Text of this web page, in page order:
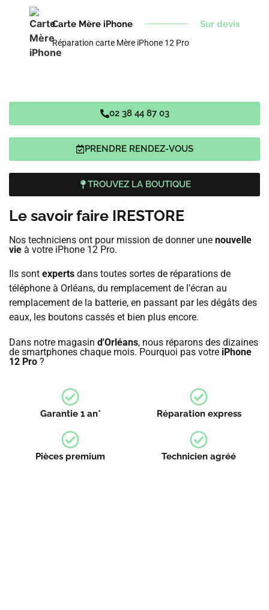
Carte Mère iPhone Sur devis
Réparation carte Mère iPhone 12 Pro
02 38 44 87 03
PRENDRE RENDEZ-VOUS
TROUVEZ LA BOUTIQUE
Le savoir faire IRESTORE
Nos techniciens ont pour mission de donner une nouvelle
vie à votre iPhone 12 Pro.
Ils sont experts dans toutes sortes de réparations de
téléphone à Orléans, du remplacement de l’écran au
remplacement de la batterie, en passant par les dégâts des
eaux, les boutons cassés et bien plus encore.
Dans notre magasin d'Orléans, nous réparons des dizaines
de smartphones chaque mois. Pourquoi pas votre iPhone
12 Pro ?
Garantie 1 an* Réparation express
Pièces premium Technicien agréé